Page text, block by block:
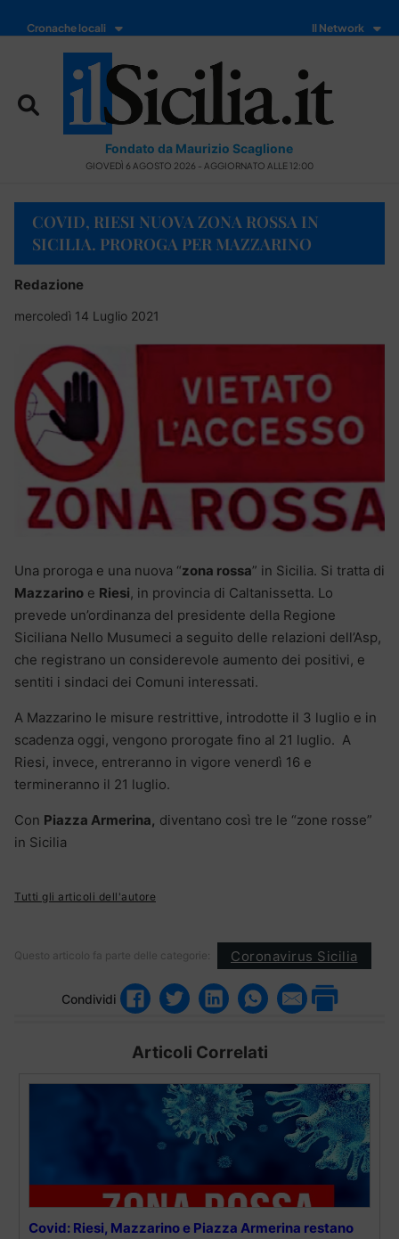
Cronache locali Il Network
Fondato da Maurizio Scaglione
GIOVEDÌ 6 AGOSTO 2026 - AGGIORNATO ALLE 12:00
COVID, RIESI NUOVA ZONA ROSSA IN
SICILIA. PROROGA PER MAZZARINO
Redazione
mercoledì 14 Luglio 2021
Una proroga e una nuova “zona rossa” in Sicilia. Si tratta di
Mazzarino e Riesi, in provincia di Caltanissetta. Lo
prevede un’ordinanza del presidente della Regione
Siciliana Nello Musumeci a seguito delle relazioni dell’Asp,
che registrano un considerevole aumento dei positivi, e
sentiti i sindaci dei Comuni interessati.
A Mazzarino le misure restrittive, introdotte il 3 luglio e in
scadenza oggi, vengono prorogate fino al 21 luglio. A
Riesi, invece, entreranno in vigore venerdì 16 e
termineranno il 21 luglio.
Con Piazza Armerina, diventano così tre le “zone rosse”
in Sicilia
Tutti gli articoli dell'autore
Questo articolo fa parte delle categorie: Coronavirus Sicilia
Condividi
Articoli Correlati
Covid: Riesi, Mazzarino e Piazza Armerina restano